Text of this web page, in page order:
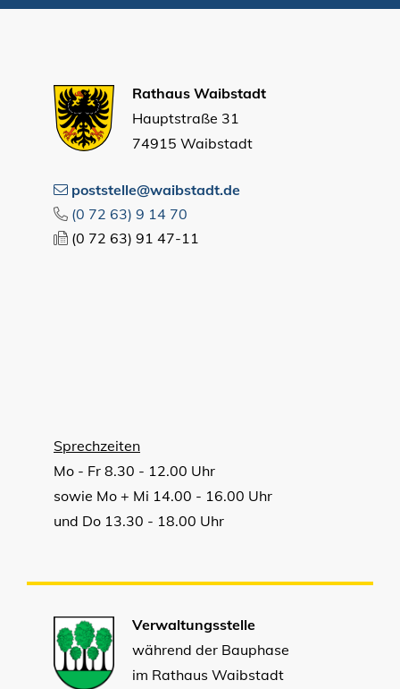
Rathaus Waibstadt
Hauptstraße 31
74915 Waibstadt
poststelle@waibstadt.de
(0 72 63) 9 14 70
(0 72 63) 91 47-11
Sprechzeiten
Mo - Fr 8.30 - 12.00 Uhr
sowie Mo + Mi 14.00 - 16.00 Uhr
und Do 13.30 - 18.00 Uhr
Verwaltungsstelle
während der Bauphase
im Rathaus Waibstadt